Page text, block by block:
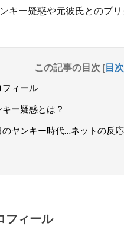
キー疑惑や元彼氏とのプ
この記事の目次 [目
ィール
ー疑惑とは？
ヤンキー時代…ネットの反応
フィール